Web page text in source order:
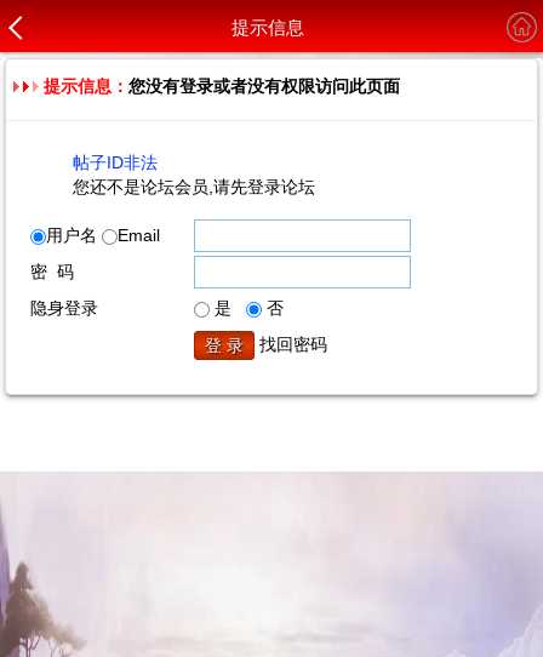
提示信息
提示信息：您没有登录或者没有权限访问此页面
帖子ID非法
您还不是论坛会员,请先登录论坛
用户名
Email
密 码
隐身登录
是
否
找回密码